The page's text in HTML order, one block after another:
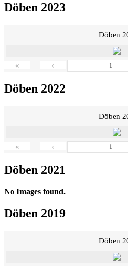
Döben 2023
Döben
« ‹
Döben 2022
Döben
« ‹
Döben 2021
No Images found.
Döben 2019
Döben